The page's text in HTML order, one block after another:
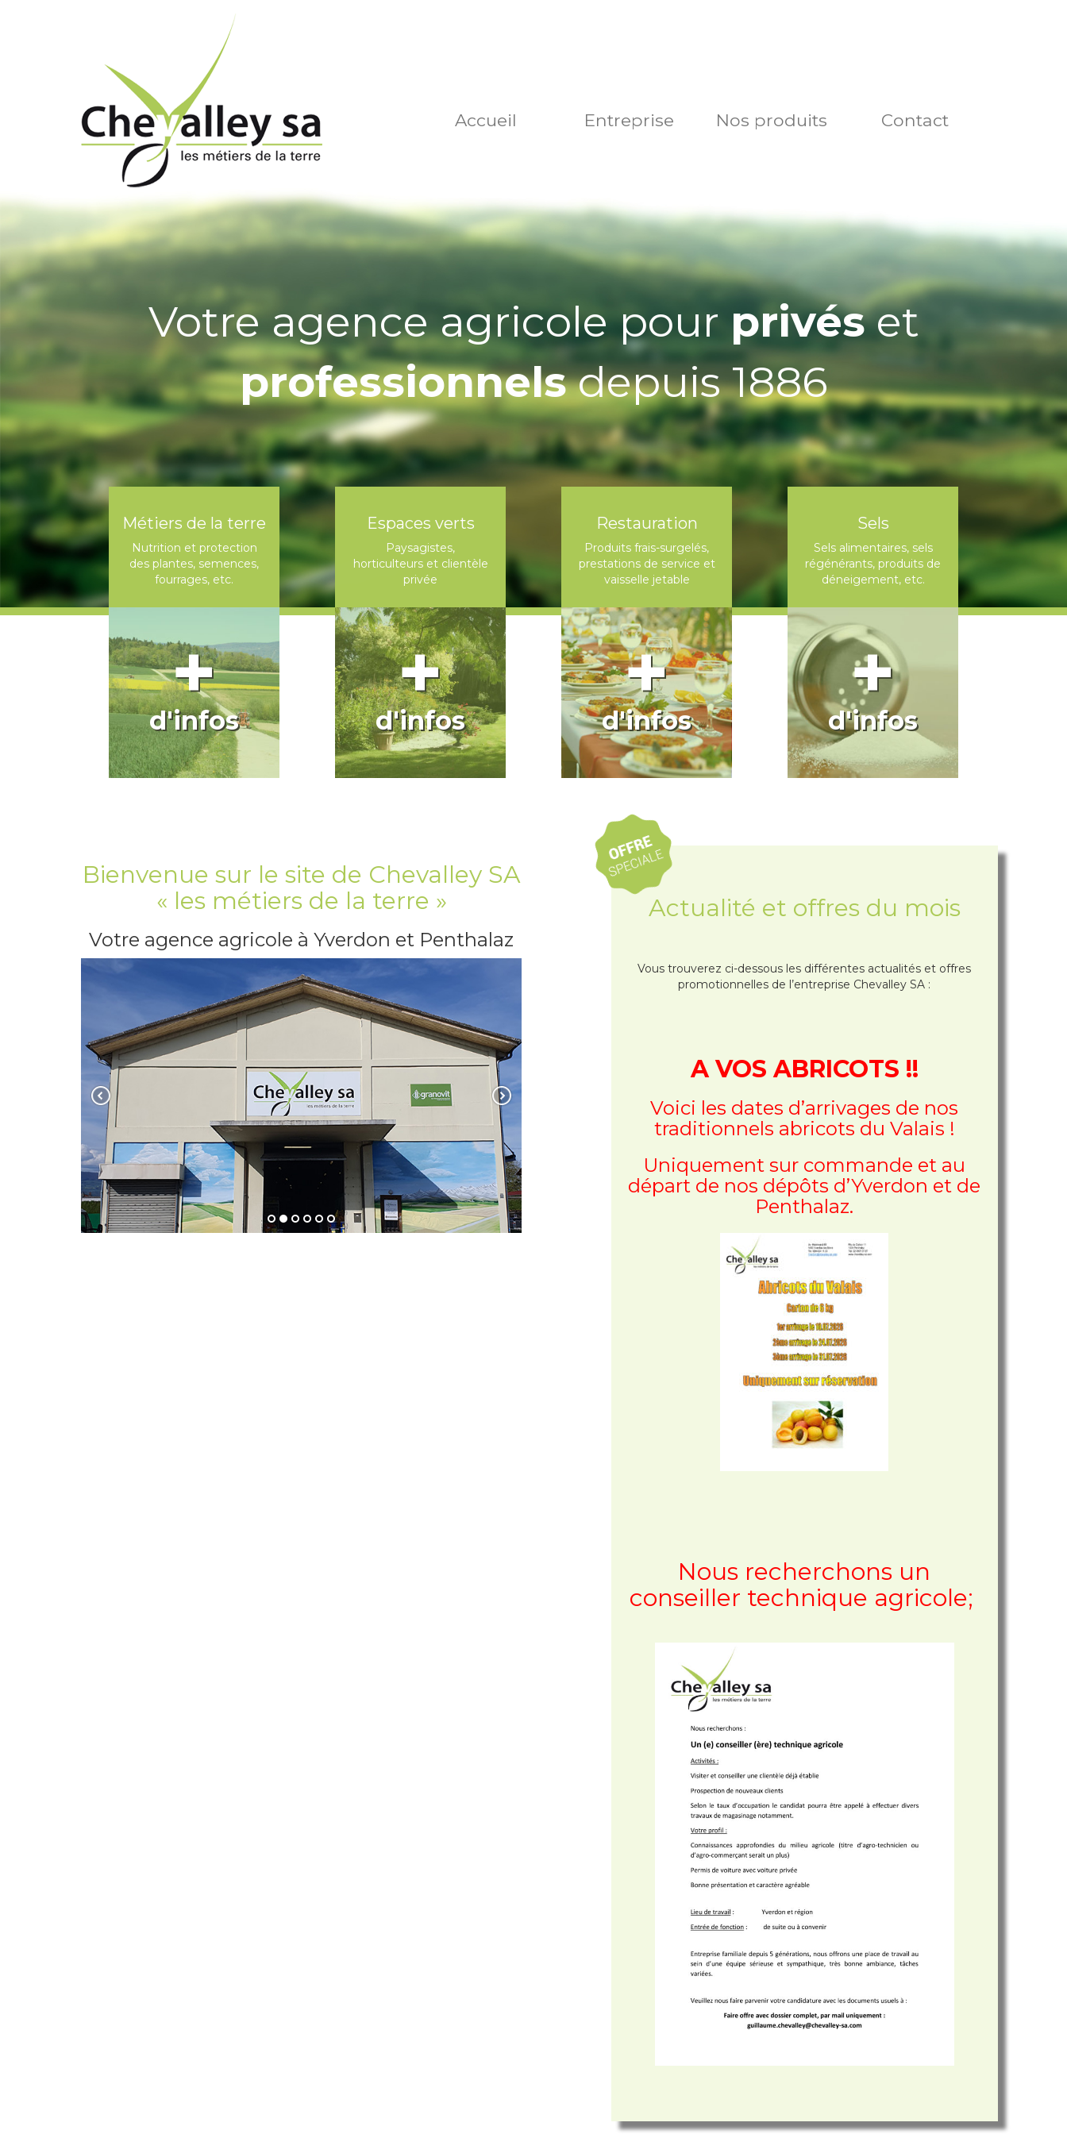
Accueil Entreprise Nos produits Contact
Votre agence agricole pour privéset
professionnelsdepuis 1886
Métiers de la terre
Nutrition et protection
des plantes, semences,
fourrages, etc.
+
d'infos
Espaces verts
Paysagistes,
horticulteurs et clientèle
privée
+
d'infos
Restauration
Produits frais-surgelés,
prestations de service et
vaisselle jetable
+
d'infos
Sels
Sels alimentaires, sels
régénérants, produits de
déneigement, etc.
+
d'infos
Bienvenue sur le site de Chevalley SA
« les métiers de la terre »
Votre agence agricole à Yverdon et Penthalaz
Actualité et offres du mois
Vous trouverez ci-dessous les différentes actualités et offres
promotionnelles de l’entreprise Chevalley SA :
A VOS ABRICOTS !!
Voici les dates d’arrivages de nos
traditionnels abricots du Valais !
Uniquement sur commande et au
départ de nos dépôts d’Yverdon et de
Penthalaz.
Nous recherchons un
conseiller technique agricole;